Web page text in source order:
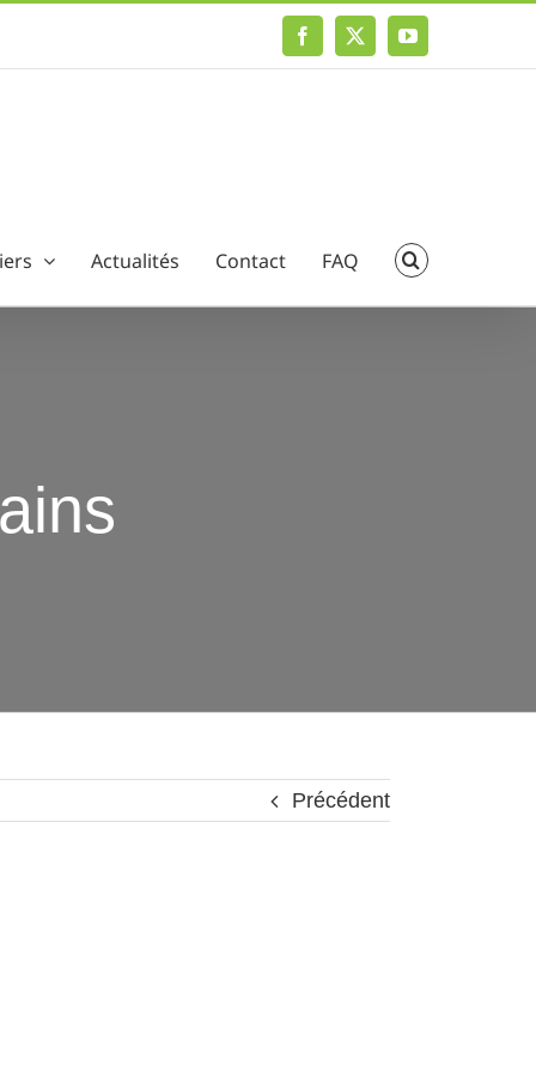
Facebook
X YouTube
Actualités Contact FAQ
Précédent